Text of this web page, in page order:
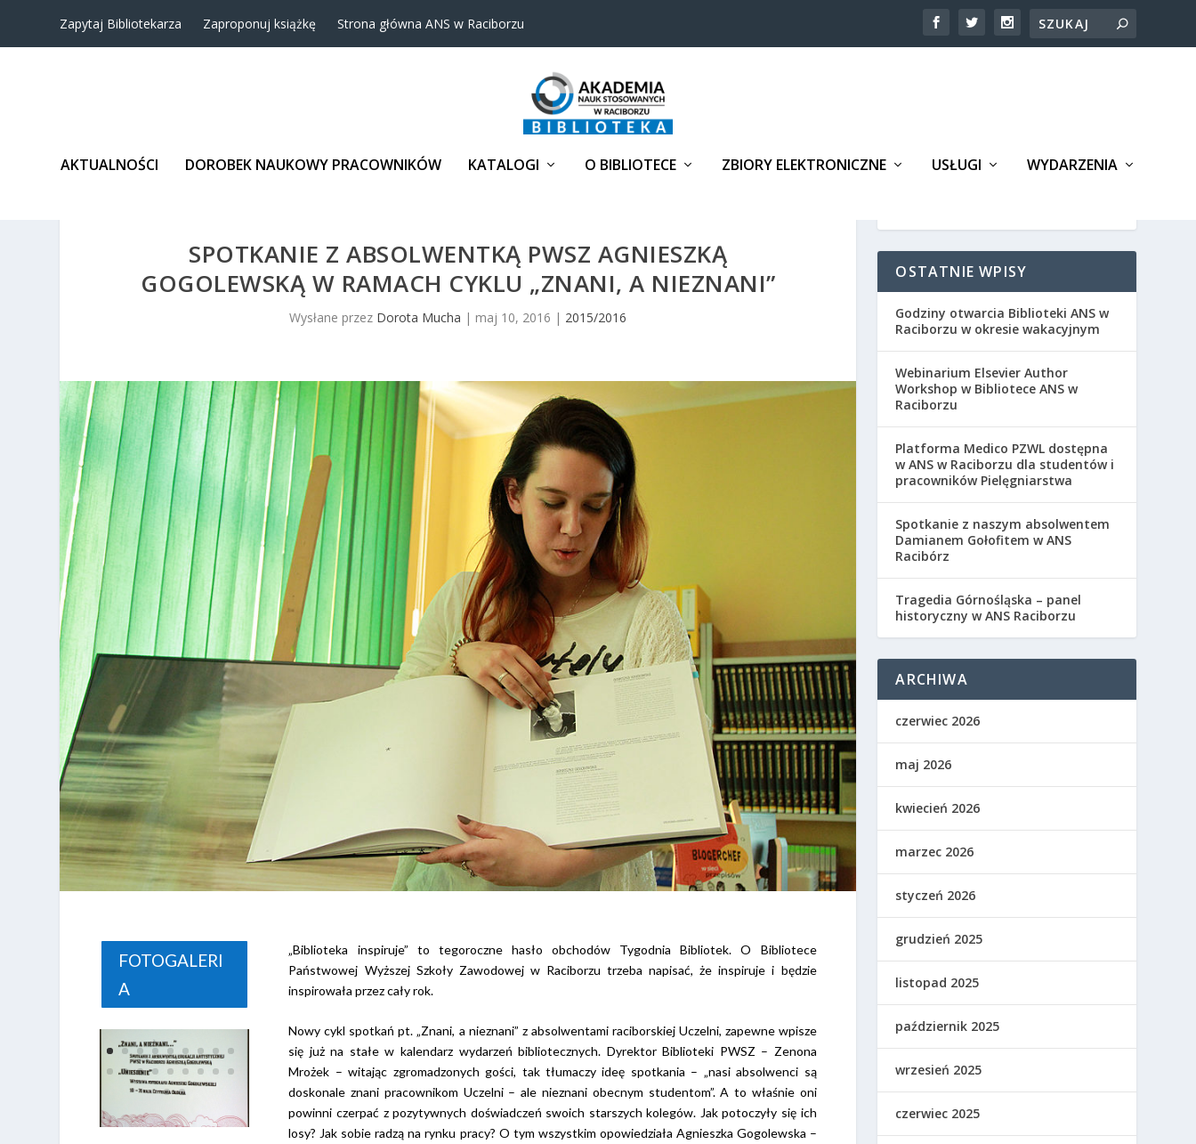
Zapytaj Bibliotekarza Zaproponuj książkę Strona główna ANS w Raciborzu
AKTUALNOŚCI DOROBEK NAUKOWY PRACOWNIKÓW KATALOGI O BIBLIOTECE ZBIORY ELEKTRONICZNE USŁUGI WYDARZENIA
SPOTKANIE Z ABSOLWENTKĄ PWSZ AGNIESZKĄ
GOGOLEWSKĄ W RAMACH CYKLU „ZNANI, A NIEZNANI”
Wysłane przez Dorota Mucha | maj 10, 2016 | 2015/2016
FOTOGALERI
A
„Biblioteka inspiruje” to tegoroczne hasło obchodów Tygodnia Bibliotek. O Bibliotece
Państwowej Wyższej Szkoły Zawodowej w Raciborzu trzeba napisać, że inspiruje i będzie
inspirowała przez cały rok.
Nowy cykl spotkań pt. „Znani, a nieznani” z absolwentami raciborskiej Uczelni, zapewne wpisze
się już na stałe w kalendarz wydarzeń bibliotecznych. Dyrektor Biblioteki PWSZ – Zenona
Mrożek – witając zgromadzonych gości, tak tłumaczy ideę spotkania – „nasi absolwenci są
doskonale znani pracownikom Uczelni – ale nieznani obecnym studentom”. A to właśnie oni
powinni czerpać z pozytywnych doświadczeń swoich starszych kolegów. Jak potoczyły się ich
losy? Jak sobie radzą na rynku pracy? O tym wszystkim opowiedziała Agnieszka Gogolewska –
OSTATNIE WPISY
Godziny otwarcia Biblioteki ANS w
Raciborzu w okresie wakacyjnym
Webinarium Elsevier Author
Workshop w Bibliotece ANS w
Raciborzu
Platforma Medico PZWL dostępna
w ANS w Raciborzu dla studentów i
pracowników Pielęgniarstwa
Spotkanie z naszym absolwentem
Damianem Gołofitem w ANS
Racibórz
Tragedia Górnośląska – panel
historyczny w ANS Raciborzu
ARCHIWA
czerwiec 2026
maj 2026
kwiecień 2026
marzec 2026
styczeń 2026
grudzień 2025
listopad 2025
październik 2025
wrzesień 2025
czerwiec 2025